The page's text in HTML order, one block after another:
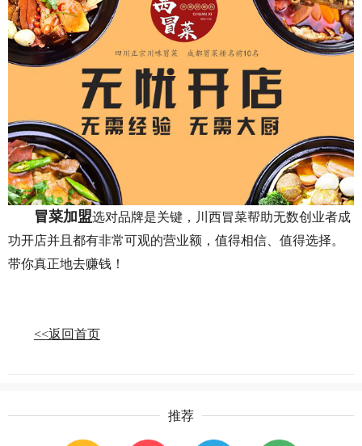
冒菜加盟选对品牌是关键，川西冒菜帮助无数创业者成
功开店并且都有非常可观的营业额，值得相信、值得选择。
带你真正地去赚钱！
<<返回首页
推荐